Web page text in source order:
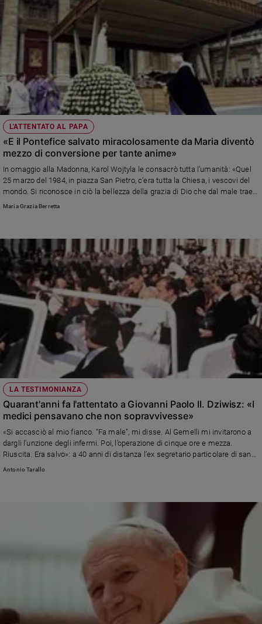
L'ATTENTATO AL PAPA
«E il Pontefice salvato miracolosamente da Maria diventò
mezzo di conversione per tante anime»
In omaggio alla Madonna, Karol Wojtyla le consacrò tutta l’umanità: «Quel
25 marzo del 1984, in piazza San Pietro, c’era tutta la Chiesa, i vescovi del
mondo. Si riconosce in ciò la bellezza della grazia di Dio che dal male trae il
bene», spiega padre Mario Piatti, dei Servi del Cuore Immacolato di Maria
Maria Grazia Berretta
LA TESTIMONIANZA
Quarant'anni fa l'attentato a Giovanni Paolo II. Dziwisz: «I
medici pensavano che non sopravvivesse»
«Si accasciò al mio fianco. “Fa male”, mi disse. Al Gemelli mi invitarono a
dargli l’unzione degli infermi. Poi, l’operazione di cinque ore e mezza.
Riuscita. Era salvo»: a 40 anni di distanza l’ex segretario particolare di san
Giovanni Paolo II, arcivescovo emerito di Cracovia, ricorda quei terribili
Antonio Tarallo